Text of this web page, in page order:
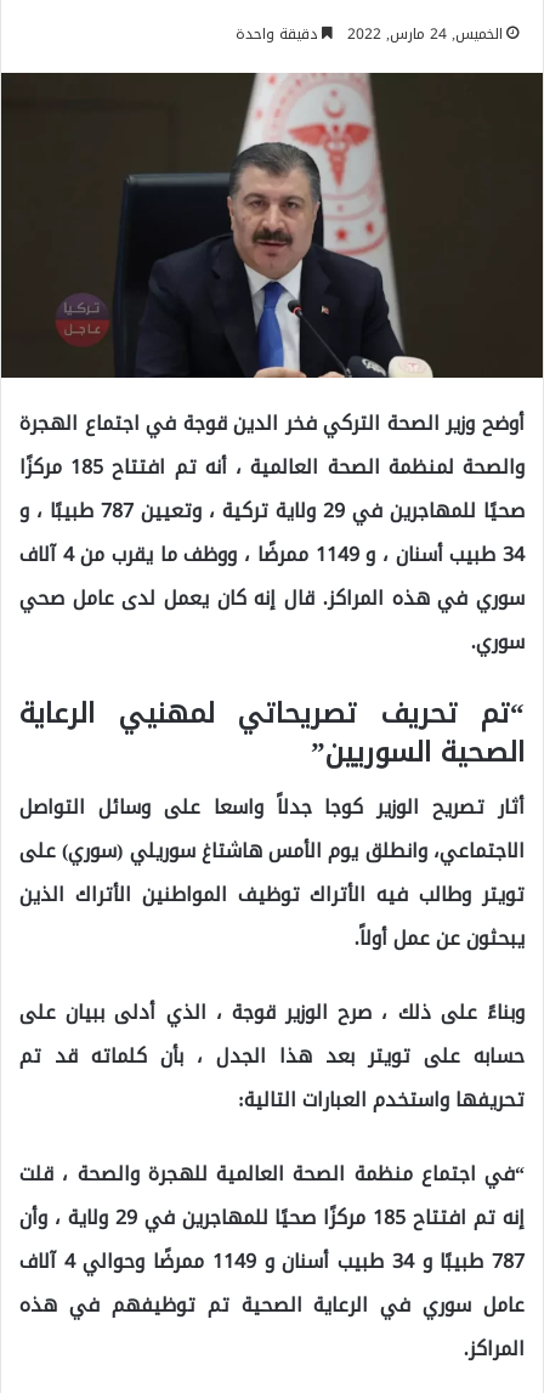
الخميس, 24 مارس, 2022 دقيقة واحدة
أوضح وزير الصحة التركي فخر الدين قوجة في اجتماع الهجرة
والصحة لمنظمة الصحة العالمية ، أنه تم افتتاح 185 مركزًا
صحيًا للمهاجرين في 29 ولاية تركية ، وتعيين 787 طبيبًا ، و
34 طبيب أسنان ، و 1149 ممرضًا ، ووظف ما يقرب من 4 آلاف
سوري في هذه المراكز. قال إنه كان يعمل لدى عامل صحي
سوري.
“تم تحريف تصريحاتي لمهنيي الرعاية
الصحية السوريين”
أثار تصريح الوزير كوجا جدلاً واسعا على وسائل التواصل
الاجتماعي، وانطلق يوم الأمس هاشتاغ سوريلي (سوري) على
تويتر وطالب فيه الأتراك توظيف المواطنين الأتراك الذين
يبحثون عن عمل أولاً.
وبناءً على ذلك ، صرح الوزير قوجة ، الذي أدلى ببيان على
حسابه على تويتر بعد هذا الجدل ، بأن كلماته قد تم
تحريفها واستخدم العبارات التالية:
“في اجتماع منظمة الصحة العالمية للهجرة والصحة ، قلت
إنه تم افتتاح 185 مركزًا صحيًا للمهاجرين في 29 ولاية ، وأن
787 طبيبًا و 34 طبيب أسنان و 1149 ممرضًا وحوالي 4 آلاف
عامل سوري في الرعاية الصحية تم توظيفهم في هذه
المراكز.